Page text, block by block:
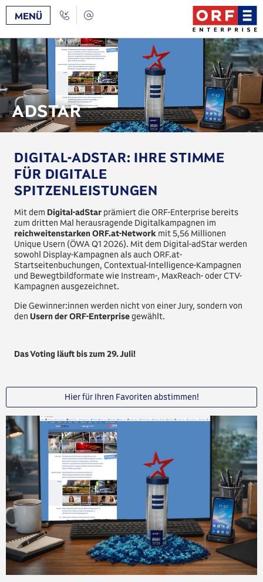
Zum
Inhalt
Zur
Navigation
MENÜ Call
Back
Kontakt
ADSTAR
DIGITAL-ADSTAR: IHRE STIMME
FÜR DIGITALE
SPITZENLEISTUNGEN
Mit dem Digital-adStar prämiert die ORF-Enterprise bereits
zum dritten Mal herausragende Digitalkampagnen im
reichweitenstarken ORF.at-Network mit 5,56 Millionen
Unique Usern (ÖWA Q1 2026). Mit dem Digital-adStar werden
sowohl Display-Kampagnen als auch ORF.at-
Startseitenbuchungen, Contextual-Intelligence-Kampagnen
und Bewegtbildformate wie Instream-, MaxReach- oder CTV-
Kampagnen ausgezeichnet.
Die Gewinner:innen werden nicht von einer Jury, sondern von
denUsern der ORF-Enterprisegewählt.
Das Voting läuft bis zum 29. Juli!
Hier für Ihren Favoriten abstimmen!